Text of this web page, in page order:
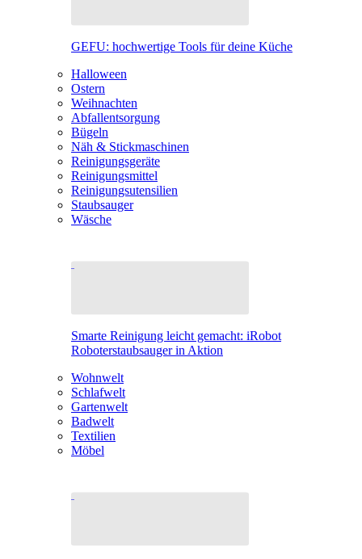
GEFU: hochwertige Tools für deine Küche
Halloween
Ostern
Weihnachten
Abfallentsorgung
Bügeln
Näh & Stickmaschinen
Reinigungsgeräte
Reinigungsmittel
Reinigungsutensilien
Staubsauger
Wäsche
Smarte Reinigung leicht gemacht: iRobot
Roboterstaubsauger in Aktion
Wohnwelt
Schlafwelt
Gartenwelt
Badwelt
Textilien
Möbel